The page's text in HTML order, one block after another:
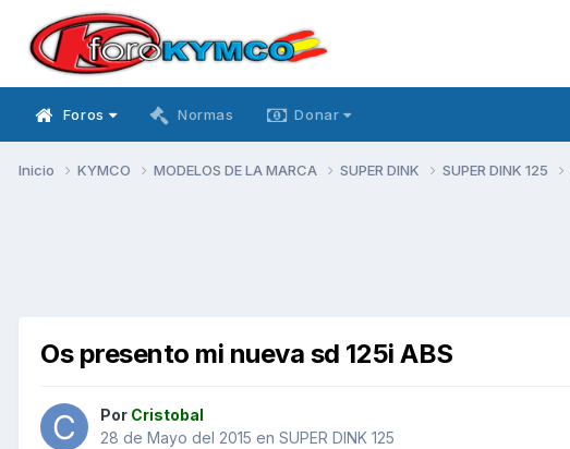
Foros Normas Donar
Inicio KYMCO MODELOS DE LA MARCA SUPER DINK SUPER DINK 125
Os presento mi nueva sd 125i ABS
Por Cristobal
28 de Mayo del 2015 en SUPER DINK 125